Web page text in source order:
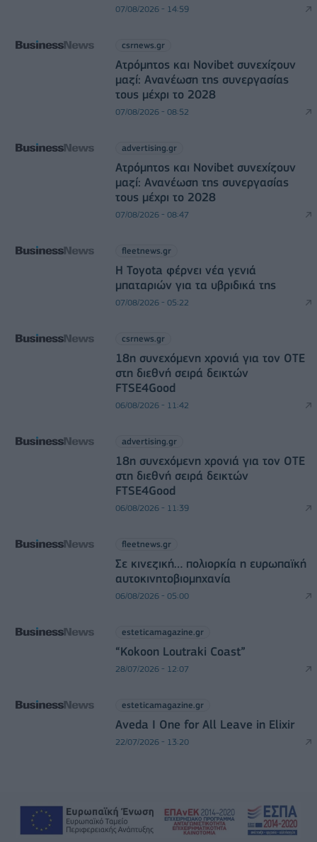
07/08/2026 - 14:59
csrnews.gr
Ατρόμητος και Novibet συνεχίζουν
μαζί: Ανανέωση της συνεργασίας
τους μέχρι το 2028
07/08/2026 - 08:52
advertising.gr
Ατρόμητος και Novibet συνεχίζουν
μαζί: Ανανέωση της συνεργασίας
τους μέχρι το 2028
07/08/2026 - 08:47
fleetnews.gr
Η Toyota φέρνει νέα γενιά
μπαταριών για τα υβριδικά της
07/08/2026 - 05:22
csrnews.gr
18η συνεχόμενη χρονιά για τον ΟΤΕ
στη διεθνή σειρά δεικτών
FTSE4Good
06/08/2026 - 11:42
advertising.gr
18η συνεχόμενη χρονιά για τον ΟΤΕ
στη διεθνή σειρά δεικτών
FTSE4Good
06/08/2026 - 11:39
fleetnews.gr
Σε κινεζική… πολιορκία η ευρωπαϊκή
αυτοκινητοβιομηχανία
06/08/2026 - 05:00
esteticamagazine.gr
“Kokoon Loutraki Coast”
28/07/2026 - 12:07
esteticamagazine.gr
Aveda I One for All Leave in Elixir
22/07/2026 - 13:20